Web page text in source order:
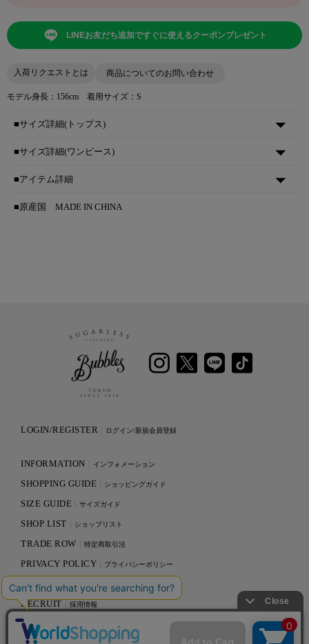
LINEお友だち追加ですぐに使えるクーポンプレゼント
入荷リクエストとは 商品についてのお問い合わせ
モデル身長：156cm 着用サイズ：S
■サイズ詳細(トップス)
■サイズ詳細(ワンピース)
■アイテム詳細
■原産国 MADE IN CHINA
LOGIN/REGISTER ログイン/新規会員登録
INFORMATION インフォメーション
SHOPPING GUIDE ショッピングガイド
SIZE GUIDE サイズガイド
SHOP LIST ショップリスト
TRADE ROW 特定商取引法
PRIVACY POLICY プライバシーポリシー
CONTACT お問い合わせ
RECRUIT 採用情報